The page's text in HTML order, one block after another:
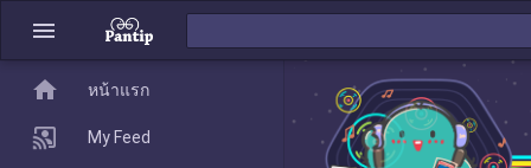
menu
home
home หน้าแรก
My Feed